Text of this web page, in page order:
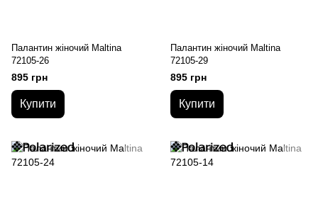
Палантин жіночий Maltina
72105-26
895 грн
Купити
Палантин жіночий Maltina
72105-29
895 грн
Купити